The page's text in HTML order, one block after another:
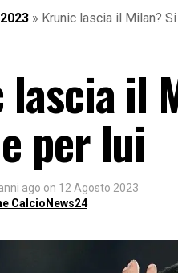
2023 » Krunic lascia il Milan?
il
per lui
ago on 12 Agosto 2023
CalcioNews24